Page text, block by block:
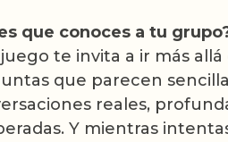
que conoces a tu
te invita a ir más
que parecen
reales,
Y mientras